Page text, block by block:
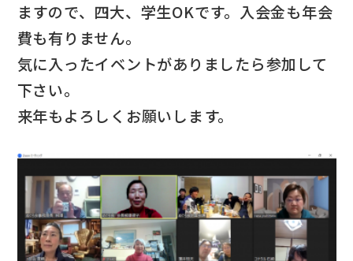
ますので、四大、学生OKです。入会金も年会
費も有りません。
気に入ったイベントがありましたら参加して
下さい。
来年もよろしくお願いします。